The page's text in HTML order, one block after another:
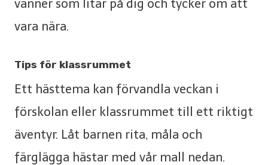
vänner som litar på dig och tycker om att
vara nära.
Tips för klassrummet
Ett hästtema kan förvandla veckan i
förskolan eller klassrummet till ett riktigt
äventyr. Låt barnen rita, måla och
färglägga hästar med vår mall nedan.